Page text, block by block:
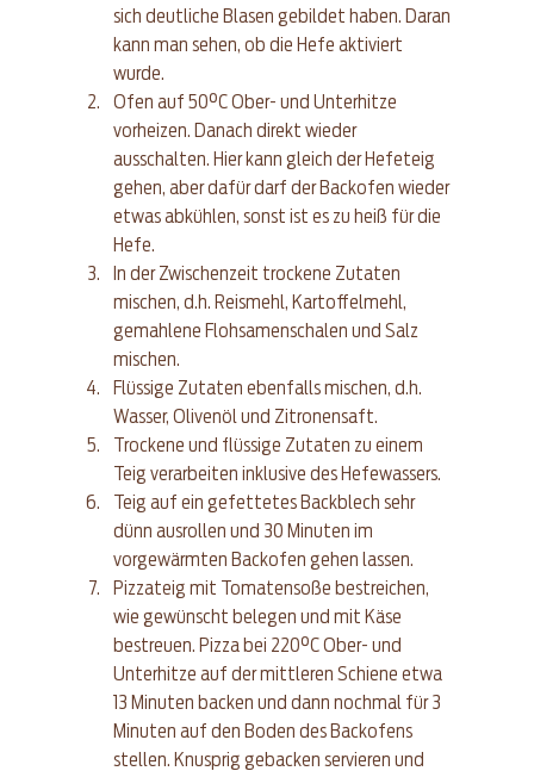
sich deutliche Blasen gebildet haben. Daran
kann man sehen, ob die Hefe aktiviert
wurde.
Ofen auf 50°C Ober- und Unterhitze
vorheizen. Danach direkt wieder
ausschalten. Hier kann gleich der Hefeteig
gehen, aber dafür darf der Backofen wieder
etwas abkühlen, sonst ist es zu heiß für die
Hefe.
In der Zwischenzeit trockene Zutaten
mischen, d.h. Reismehl, Kartoffelmehl,
gemahlene Flohsamenschalen und Salz
mischen.
Flüssige Zutaten ebenfalls mischen, d.h.
Wasser, Olivenöl und Zitronensaft.
Trockene und flüssige Zutaten zu einem
Teig verarbeiten inklusive des Hefewassers.
Teig auf ein gefettetes Backblech sehr
dünn ausrollen und 30 Minuten im
vorgewärmten Backofen gehen lassen.
Pizzateig mit Tomatensoße bestreichen,
wie gewünscht belegen und mit Käse
bestreuen. Pizza bei 220°C Ober- und
Unterhitze auf der mittleren Schiene etwa
13 Minuten backen und dann nochmal für 3
Minuten auf den Boden des Backofens
stellen. Knusprig gebacken servieren und